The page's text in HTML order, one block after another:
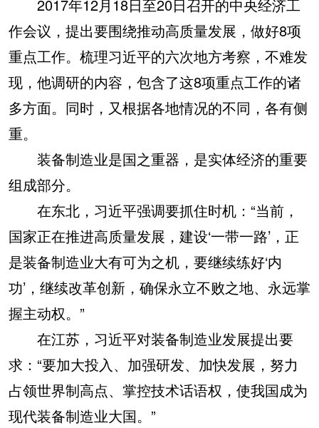
2017年12月18日至20日召开的中央经济工
作会议，提出要围绕推动高质量发展，做好8项
重点工作。梳理习近平的六次地方考察，不难发
现，他调研的内容，包含了这8项重点工作的诸
多方面。同时，又根据各地情况的不同，各有侧
重。
装备制造业是国之重器，是实体经济的重要
组成部分。
在东北，习近平强调要抓住时机：“当前，
国家正在推进高质量发展，建设‘一带一路’，正
是装备制造业大有可为之机，要继续练好‘内
功’，继续改革创新，确保永立不败之地、永远掌
握主动权。”
在江苏，习近平对装备制造业发展提出要
求：“要加大投入、加强研发、加快发展，努力
占领世界制高点、掌控技术话语权，使我国成为
现代装备制造业大国。”